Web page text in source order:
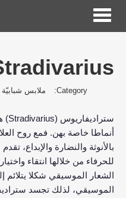
Toggle
Menu
الصفحة الرئيسية
حول الحكير لأزياء التجزئة
العلامات التجارية
علاقات المستثمر
مركز الاعلام
وظائف
Category: ملابس شبابيّة
ستراديفاريوس
أنماطا خاصة بهن. فمع روح
بالأنوثة والنضارة والإبداع،
للحرفاء من خلالها انتقاء
الشعار الموسيقي شكلا يتلائم
الموسيقي، لذلك تجسد